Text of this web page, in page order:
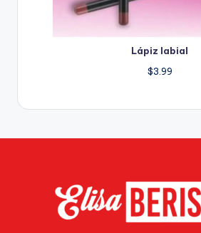
Lápiz labial
$3.99